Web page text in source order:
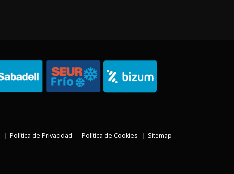
Política de Privacidad Política de Cookies Sitemap